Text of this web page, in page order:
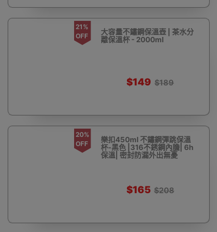
21%
OFF
大容量不鏽鋼保溫壺 | 茶水分
離保溫杯 - 2000ml
$149 $189
20%
OFF
樂扣450ml 不鏽鋼彈跳保溫
杯-黑色 |316不銹鋼內膽| 6h
保溫| 密封防漏外出無憂
$165 $208